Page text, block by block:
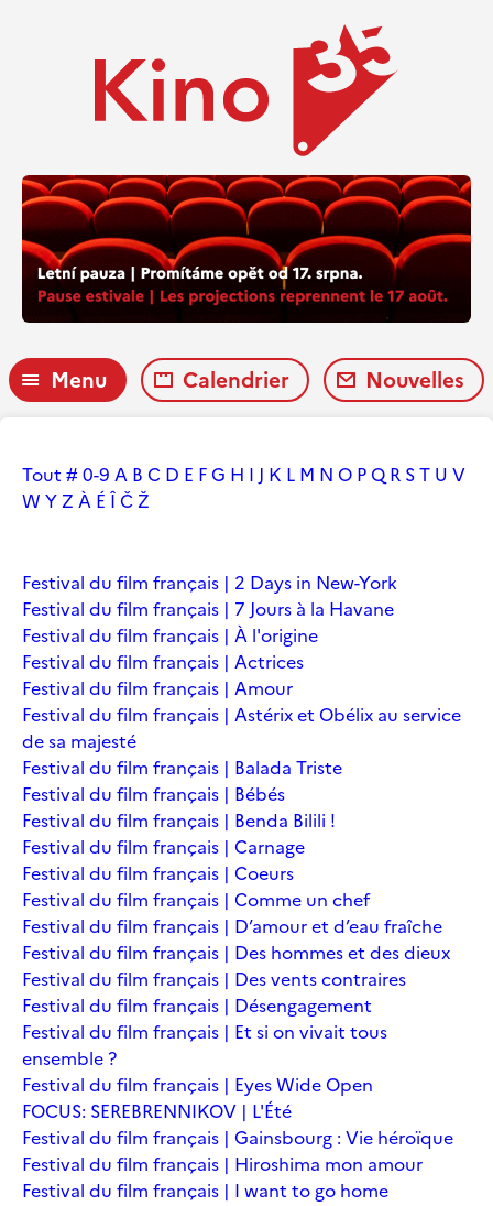
Menu Calendrier Nouvelles
Tout # 0-9 A B C D E FG H I J K L M N O PQ R ST U V
W YZ À É ÎČŽ
Festival du film français | 2 Days in New-York
Festival du film français | 7 Jours à la Havane
Festival du film français | À l'origine
Festival du film français | Actrices
Festival du film français | Amour
Festival du film français | Astérix et Obélix au service
de sa majesté
Festival du film français | Balada Triste
Festival du film français | Bébés
Festival du film français | Benda Bilili !
Festival du film français | Carnage
Festival du film français | Coeurs
Festival du film français | Comme un chef
Festival du film français | D’amour et d’eau fraîche
Festival du film français | Des hommes et des dieux
Festival du film français | Des vents contraires
Festival du film français | Désengagement
Festival du film français | Et si on vivait tous
ensemble ?
Festival du film français | Eyes Wide Open
FOCUS: SEREBRENNIKOV | L'Été
Festival du film français | Gainsbourg : Vie héroïque
Festival du film français | Hiroshima mon amour
Festival du film français | I want to go home